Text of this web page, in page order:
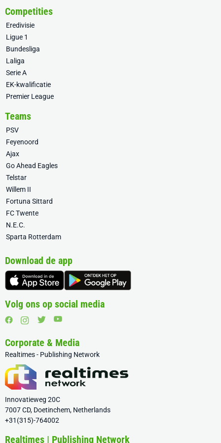
Competities
Eredivisie
Ligue 1
Bundesliga
Laliga
Serie A
EK-kwalificatie
Premier League
Teams
PSV
Feyenoord
Ajax
Go Ahead Eagles
Telstar
Willem II
Fortuna Sittard
FC Twente
N.E.C.
Sparta Rotterdam
Download de app
Volg ons op social media
Corporate & Media
Realtimes - Publishing Network
Innovatieweg 20C
7007 CD, Doetinchem, Netherlands
+31(315)-764002
Realtimes | Publishing Network